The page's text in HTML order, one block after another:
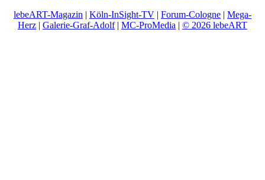
lebeART-Magazin | Köln-InSight-TV | Forum-Cologne | Mega-
Herz | Galerie-Graf-Adolf| MC-ProMedia | © 2026 lebeART